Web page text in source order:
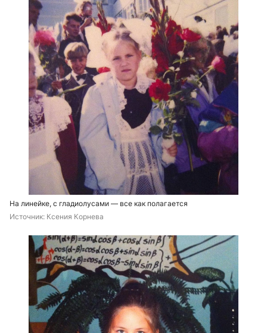
На линейке, с гладиолусами — все как полагается
Источник: Ксения Корнева